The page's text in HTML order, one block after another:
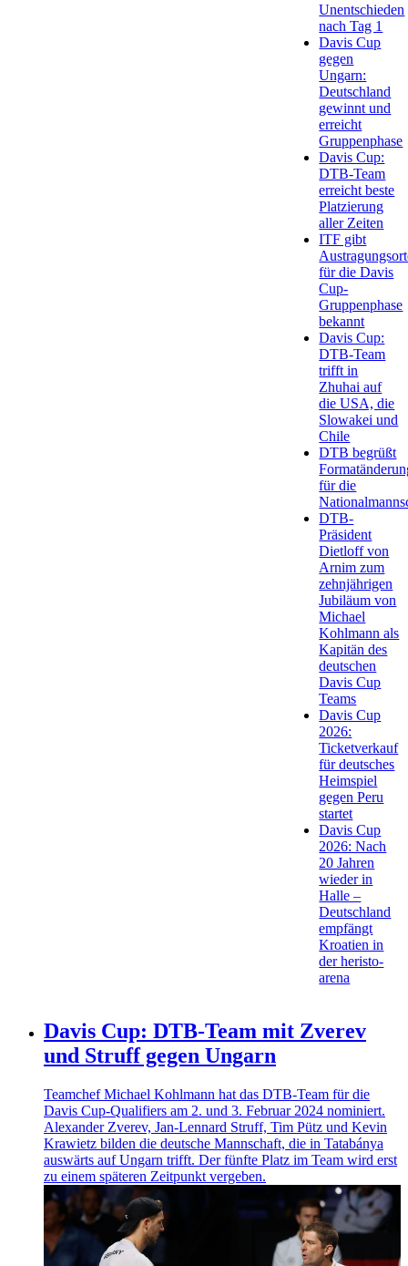
Unentschieden
nach Tag 1
Davis Cup
gegen
Ungarn:
Deutschland
gewinnt und
erreicht
Gruppenphase
Davis Cup:
DTB-Team
erreicht beste
Platzierung
aller Zeiten
ITF gibt
für die Davis
Cup-
Gruppenphase
bekannt
Davis Cup:
DTB-Team
trifft in
Zhuhai auf
die USA, die
Slowakei und
Chile
DTB begrüßt
für die
DTB-
Präsident
Dietloff von
Arnim zum
zehnjährigen
Jubiläum von
Michael
Kohlmann als
Kapitän des
deutschen
Davis Cup
Teams
Davis Cup
2026:
Ticketverkauf
für deutsches
Heimspiel
gegen Peru
startet
Davis Cup
2026: Nach
20 Jahren
wieder in
Halle –
Deutschland
empfängt
Kroatien in
der heristo-
arena
Davis Cup: DTB-Team mit Zverev
und Struff gegen Ungarn
Teamchef Michael Kohlmann hat das DTB-Team für die
Davis Cup-Qualifiers am 2. und 3. Februar 2024 nominiert.
Alexander Zverev, Jan-Lennard Struff, Tim Pütz und Kevin
Krawietz bilden die deutsche Mannschaft, die in Tatabánya
auswärts auf Ungarn trifft. Der fünfte Platz im Team wird erst
zu einem späteren Zeitpunkt vergeben.